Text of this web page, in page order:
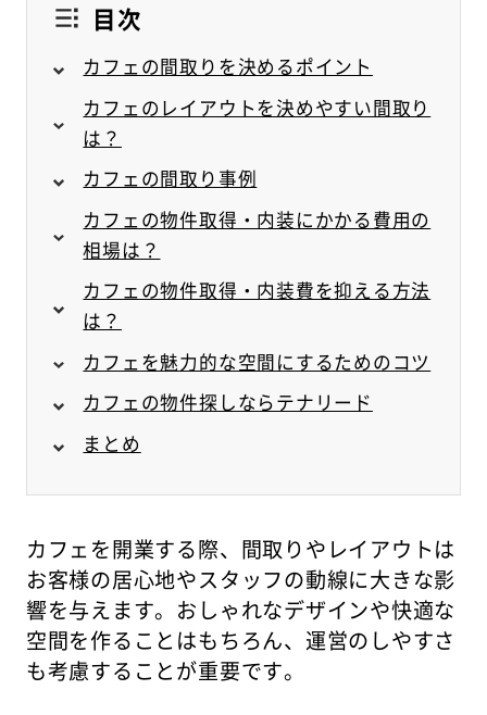
目次
カフェの間取りを決めるポイント
カフェのレイアウトを決めやすい間取り
は？
カフェの間取り事例
カフェの物件取得・内装にかかる費用の
相場は？
カフェの物件取得・内装費を抑える方法
は？
カフェを魅力的な空間にするためのコツ
カフェの物件探しならテナリード
まとめ
カフェを開業する際、間取りやレイアウトは
お客様の居心地やスタッフの動線に大きな影
響を与えます。おしゃれなデザインや快適な
空間を作ることはもちろん、運営のしやすさ
も考慮することが重要です。